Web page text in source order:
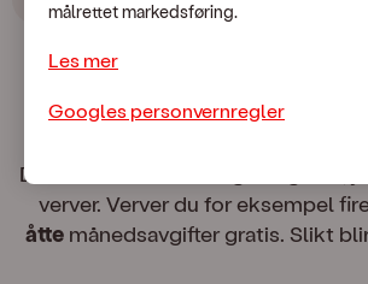
Verv så mange du
Du får flere månedsavgifter gratis,
verver. Verver du for eksempel
åttemånedsavgifter gratis. Slikt
målrettet markedsføring.
Les mer
Googles personvernregler